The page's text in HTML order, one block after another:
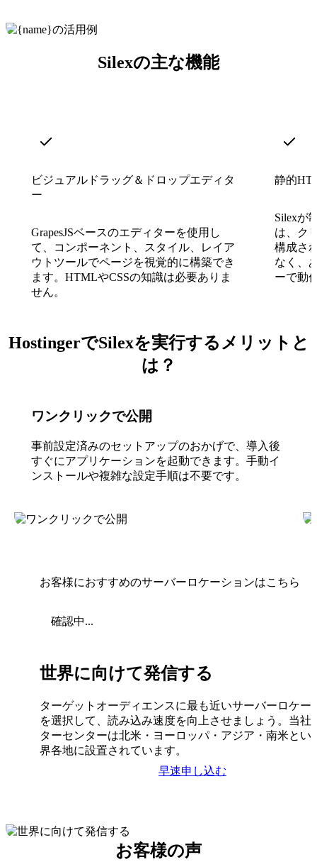
Silexの主な機能
ビジュアルドラッグ＆ドロップエディタ
ー
GrapesJSベースのエディターを使用し
て、コンポーネント、スタイル、レイア
ウトツールでページを視覚的に構築でき
ます。HTMLやCSSの知識は必要ありま
せん。
静的
Silexが
は、ク
構成さ
なく、
ーで動
HostingerでSilexを実行するメリットと
は？
ワンクリックで公開
事前設定済みのセットアップのおかげで、導入後
すぐにアプリケーションを起動できます。手動イ
ンストールや複雑な設定手順は不要です。
お客様におすすめのサーバーロケーションはこちら
確認中...
世界に向けて発信する
ターゲットオーディエンスに最も近いサーバーロケー
を選択して、読み込み速度を向上させましょう。当社
ターセンターは北米・ヨーロッパ・アジア・南米とい
界各地に設置されています。
早速申し込む
お客様の声